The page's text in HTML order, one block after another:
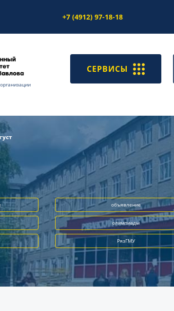
+7 (4912) 97-18-18
СЕРВИСЫ
объявление
олимпиады
РязГМУ